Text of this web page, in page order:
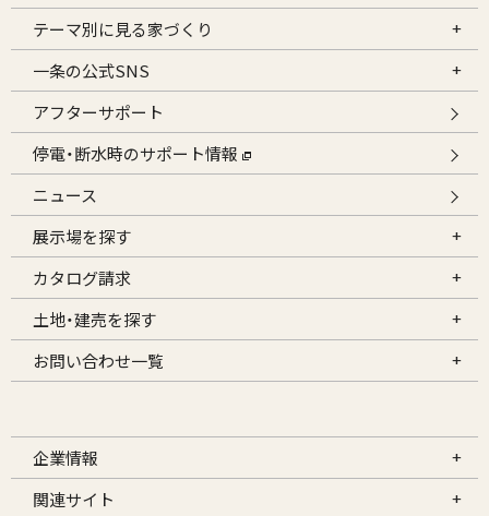
テーマ別に見る家づくり
一条の公式SNS
アフターサポート
停電・断水時のサポート情報
ニュース
展示場を探す
カタログ請求
土地・建売を探す
お問い合わせ一覧
企業情報
関連サイト